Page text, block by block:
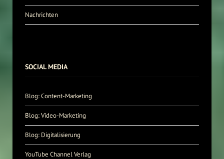
Nachrichten
SOCIAL MEDIA
Blog: Content-Marketing
Blog: Video-Marketing
Blog: Digitalisierung
YouTube Channel Verlag